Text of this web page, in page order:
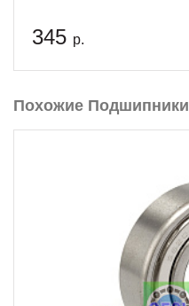
345 р.
Похожие Подшипники